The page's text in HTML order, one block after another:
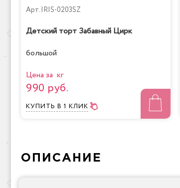
Арт. IRIS-0203SZ
Детский торт Забавный Цирк
большой
Цена за кг
990 руб.
КУПИТЬ В 1 КЛИК
ОПИСАНИЕ